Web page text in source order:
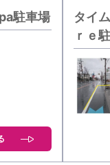
駐車場
タイ
ｒｅ